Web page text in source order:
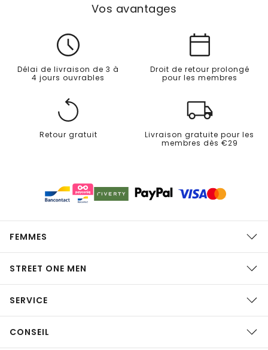
Vos avantages
Délai de livraison de 3 à
4 jours ouvrables
Droit de retour prolongé
pour les membres
Retour gratuit
Livraison gratuite pour les
membres dès €29
FEMMES
STREET ONE MEN
SERVICE
CONSEIL